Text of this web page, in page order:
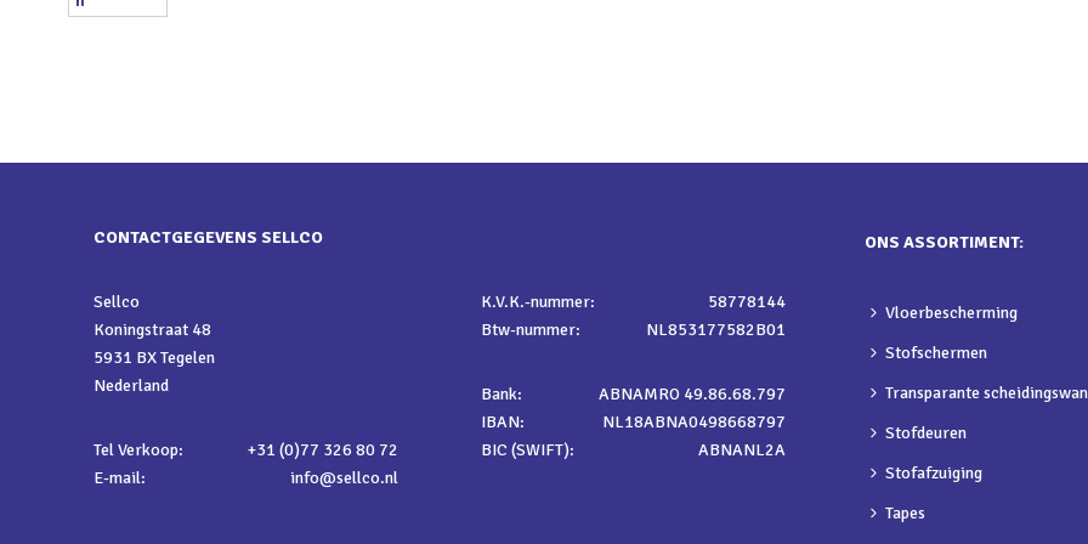
CONTACTGEGEVENS SELLCO
Sellco
Koningstraat 48
5931 BX Tegelen
Nederland
Tel Verkoop:
+31 (0)77 326 80 72
E-mail:
info@sellco.nl
K.V.K.-nummer:
58778144
Btw-nummer:
NL853177582B01
Bank:
ABNAMRO 49.86.68.797
IBAN:
NL18ABNA0498668797
BIC (SWIFT):
ABNANL2A
ONS ASSORTIMENT:
Vloerbescherming
Stofschermen
Transparante
Stofdeuren
Stofafzuiging
Tapes